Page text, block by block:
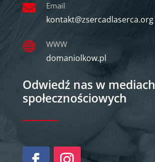
 Email
kontakt@zsercadlaserca.org
 WWW
domaniolkow.pl
Odwiedź nas w mediach
społecznościowych